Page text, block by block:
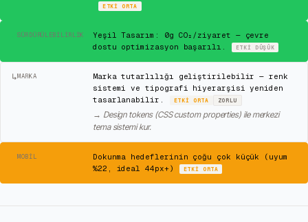
ETKIORTA
SÜRDÜRÜLEBILIRLIK
Yeşil Tasarım: 0g CO₂/ziyaret — çevre
dostu optimizasyon başarılı.
ETKI DÜŞÜK
↳MARKA
Marka tutarlılığı geliştirilebilir — renk
sistemi ve tipografi hiyerarşisi yeniden
tasarlanabilir.
ETKIORTA ZORLU
→ Design tokens (CSS custom properties) ile merkezi
tema sistemi kur.
MOBIL
Dokunma hedeflerinin çoğu çok küçük (uyum
%22, ideal 44px+)
ETKI ORTA